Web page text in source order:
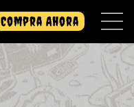
Compra Ahora